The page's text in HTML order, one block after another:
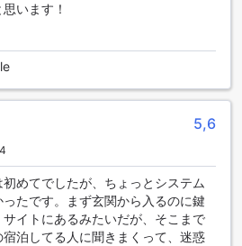
います！
5,6
めてでしたが、ちょっとシステム
たです。まず玄関から入るのに鍵
イトにあるみたいだが、そこまで
泊してる人に聞きまくって、迷惑